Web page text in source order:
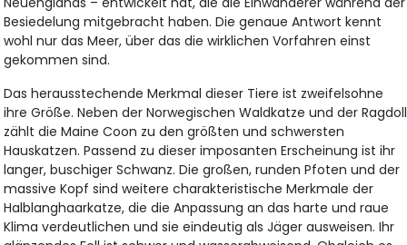
Besiedelung mitgebracht haben. Die genaue Antwort kennt
wohl nur das Meer, über das die wirklichen Vorfahren einst
gekommen sind.
Das herausstechende Merkmal dieser Tiere ist zweifelsohne
ihre Größe. Neben der Norwegischen Waldkatze und der Ragdoll
zählt die Maine Coon zu den größten und schwersten
Hauskatzen. Passend zu dieser imposanten Erscheinung ist ihr
langer, buschiger Schwanz. Die großen, runden Pfoten und der
massive Kopf sind weitere charakteristische Merkmale der
Halblanghaarkatze, die die Anpassung an das harte und raue
Klima verdeutlichen und sie eindeutig als Jäger ausweisen. Ihr